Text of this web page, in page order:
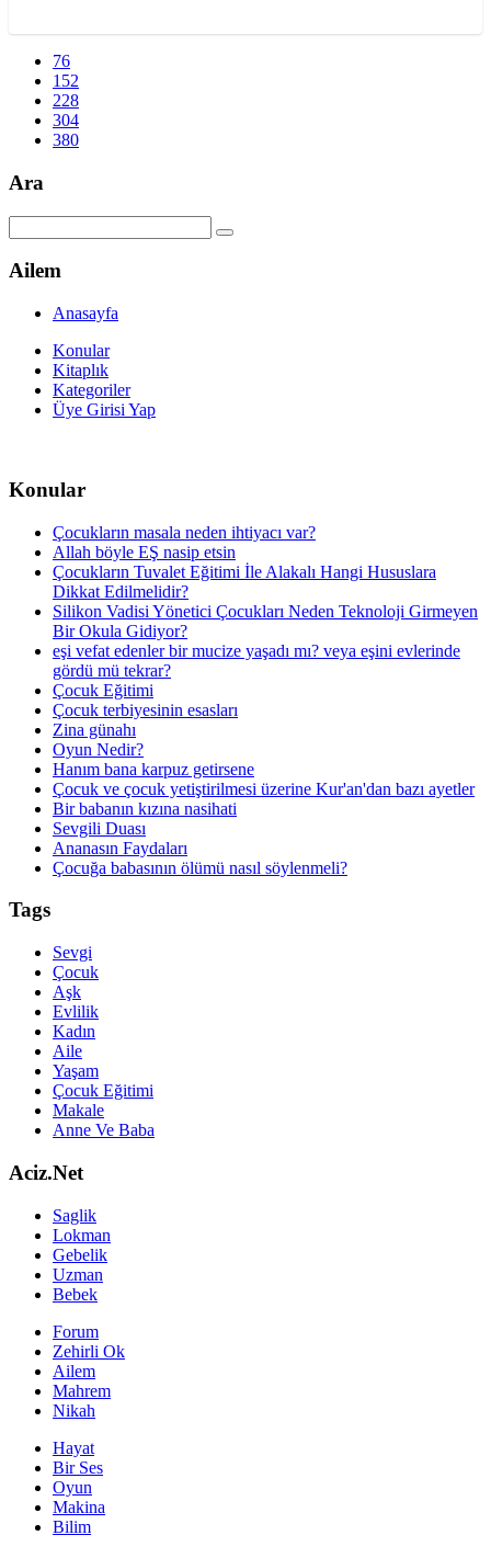
76
152
228
304
380
Ara
Ailem
Anasayfa
Konular
Kitaplık
Kategoriler
Üye Girisi Yap
Konular
Çocukların masala neden ihtiyacı var?
Allah böyle EŞ nasip etsin
Çocukların Tuvalet Eğitimi İle Alakalı Hangi Hususlara
Dikkat Edilmelidir?
Silikon Vadisi Yönetici Çocukları Neden Teknoloji Girmeyen
Bir Okula Gidiyor?
eşi vefat edenler bir mucize yaşadı mı? veya eşini evlerinde
gördü mü tekrar?
Çocuk Eğitimi
Çocuk terbiyesinin esasları
Zina günahı
Oyun Nedir?
Hanım bana karpuz getirsene
Çocuk ve çocuk yetiştirilmesi üzerine Kur'an'dan bazı ayetler
Bir babanın kızına nasihati
Sevgili Duası
Ananasın Faydaları
Çocuğa babasının ölümü nasıl söylenmeli?
Tags
Sevgi
Çocuk
Aşk
Evlilik
Kadın
Aile
Yaşam
Çocuk Eğitimi
Makale
Anne Ve Baba
Aciz.Net
Saglik
Lokman
Gebelik
Uzman
Bebek
Forum
Zehirli Ok
Ailem
Mahrem
Nikah
Hayat
Bir Ses
Oyun
Makina
Bilim